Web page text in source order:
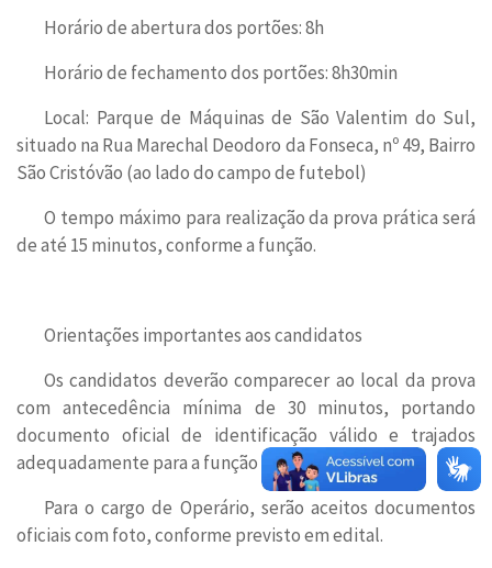
Horário de abertura dos portões: 8h
Horário de fechamento dos portões: 8h30min
Local: Parque de Máquinas de São Valentim do Sul,
situado na Rua Marechal Deodoro da Fonseca, nº 49, Bairro
São Cristóvão (ao lado do campo de futebol)
O tempo máximo para realização da prova prática será
de até 15 minutos, conforme a função.
Orientações importantes aos candidatos
Os candidatos deverão comparecer ao local da prova
com antecedência mínima de 30 minutos, portando
documento oficial de identificação válido e trajados
adequadamente para a função pretendida.
Para o cargo de Operário, serão aceitos documentos
oficiais com foto, conforme previsto em edital.